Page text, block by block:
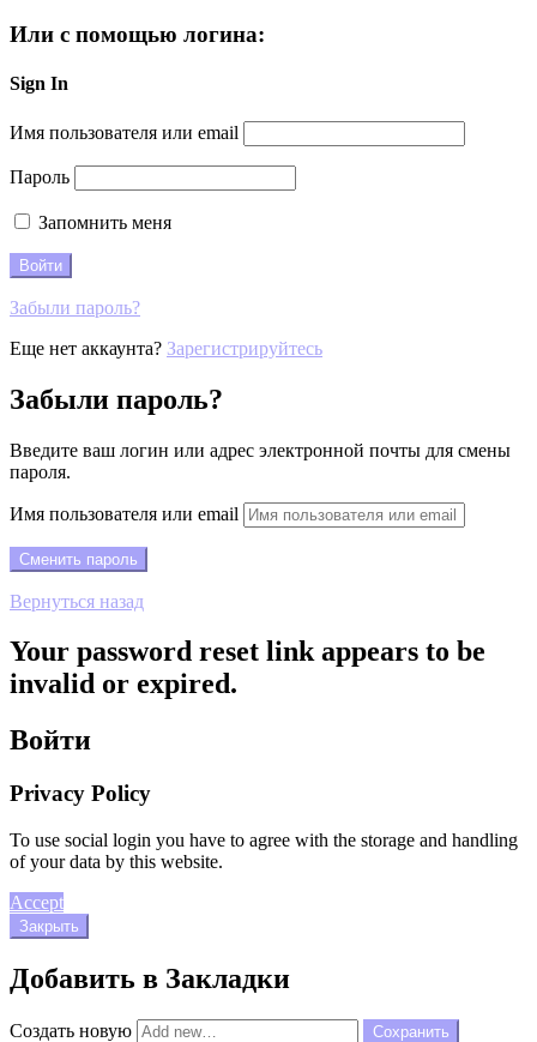
Или с помощью логина:
Sign In
Имя пользователя или email
Пароль
Запомнить меня
Забыли пароль?
Еще нет аккаунта? Зарегистрируйтесь
Забыли пароль?
Введите ваш логин или адрес электронной почты для смены
пароля.
Имя пользователя или email
Вернуться назад
Your password reset link appears to be
invalid or expired.
Войти
Privacy Policy
To use social login you have to agree with the storage and handling
of your data by this website.
Accept
Закрыть
Добавить в Закладки
Создать новую